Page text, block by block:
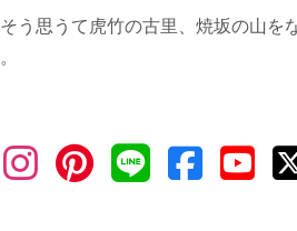
う思うて虎竹の古里、焼坂の山を